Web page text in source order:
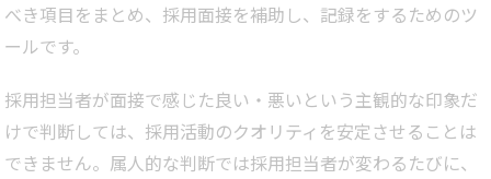
べき項目をまとめ、採用面接を補助し、記録をするためのツ
ールです。
採用担当者が面接で感じた良い・悪いという主観的な印象だ
けで判断しては、採用活動のクオリティを安定させることは
できません。属人的な判断では採用担当者が変わるたびに、